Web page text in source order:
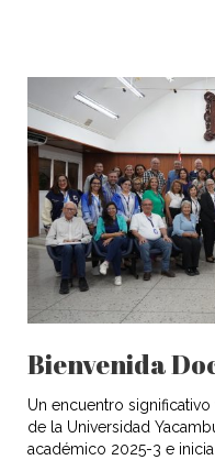
Bienvenida
Un encuentro
de la Universidad
académico 2025-3 e